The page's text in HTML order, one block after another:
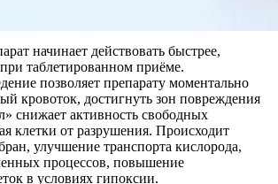
начинает действовать быстрее,
таблетированном приёме.
позволяет препарату моментально
кровоток, достигнуть зон повреждения
снижает активность свободных
клетки от разрушения. Происходит
улучшение транспорта кислорода,
процессов, повышение
в условиях гипоксии.